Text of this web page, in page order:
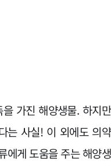
가진 해양생물. 하지만
는 사실! 이 외에도 의약
에게 도움을 주는 해양생